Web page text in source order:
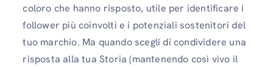
coloro che hanno risposto, utile per identificare i
follower più coinvolti e i potenziali sostenitori del
tuo marchio. Ma quando scegli di condividere una
risposta alla tua Storia (mantenendo così vivo il